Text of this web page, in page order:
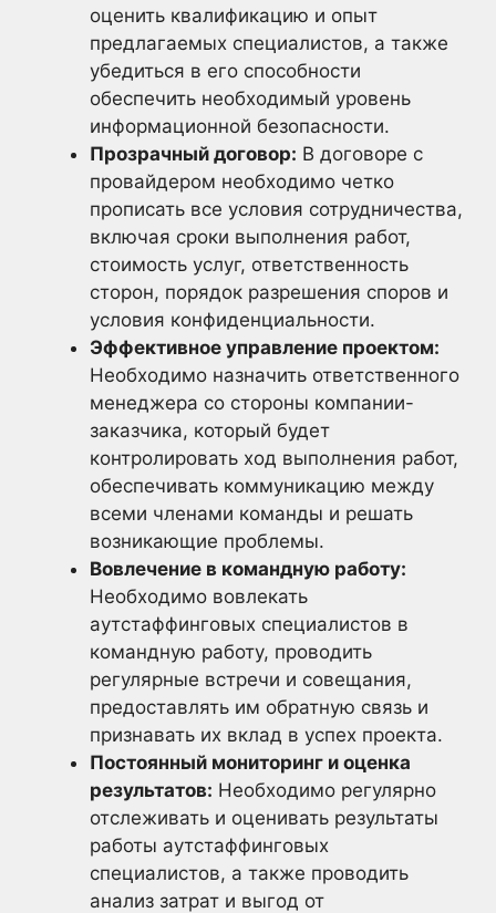
оценить квалификацию и опыт
предлагаемых специалистов, а также
убедиться в его способности
обеспечить необходимый уровень
информационной безопасности.
Прозрачный договор: В договоре с
провайдером необходимо четко
прописать все условия сотрудничества,
включая сроки выполнения работ,
стоимость услуг, ответственность
сторон, порядок разрешения споров и
условия конфиденциальности.
Эффективное управление проектом:
Необходимо назначить ответственного
менеджера со стороны компании-
заказчика, который будет
контролировать ход выполнения работ,
обеспечивать коммуникацию между
всеми членами команды и решать
возникающие проблемы.
Вовлечение в командную работу:
Необходимо вовлекать
аутстаффинговых специалистов в
командную работу, проводить
регулярные встречи и совещания,
предоставлять им обратную связь и
признавать их вклад в успех проекта.
Постоянный мониторинг и оценка
результатов: Необходимо регулярно
отслеживать и оценивать результаты
работы аутстаффинговых
специалистов, а также проводить
анализ затрат и выгод от